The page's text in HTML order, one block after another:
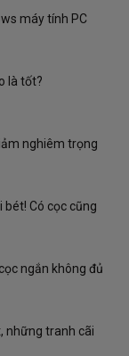
máy tính PC
là tốt?
nghiêm trọng
bét! Có cọc cũng
ngắn không đủ
những tranh cãi